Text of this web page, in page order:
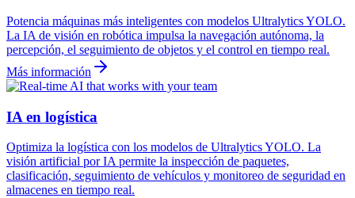
Potencia máquinas más inteligentes con modelos Ultralytics YOLO.
La IA de visión en robótica impulsa la navegación autónoma, la
percepción, el seguimiento de objetos y el control en tiempo real.
Más información
IA en logística
Optimiza la logística con los modelos de Ultralytics YOLO. La
visión artificial por IA permite la inspección de paquetes,
clasificación, seguimiento de vehículos y monitoreo de seguridad en
almacenes en tiempo real.